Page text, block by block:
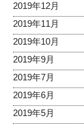
2019年12月
2019年11月
2019年10月
2019年9月
2019年7月
2019年6月
2019年5月